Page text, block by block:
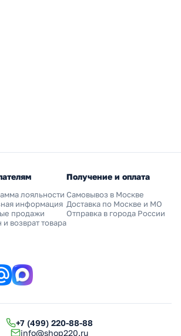
лояльности
информация
продажи
возврат товара
Получение и оплата
Самовывоз в Москве
Доставка по Москве и МО
Отправка в города России
+7 (499) 220-88-88
info@shop220.ru